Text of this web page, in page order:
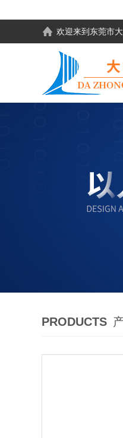
欢迎来到东莞市
PRODUCTS